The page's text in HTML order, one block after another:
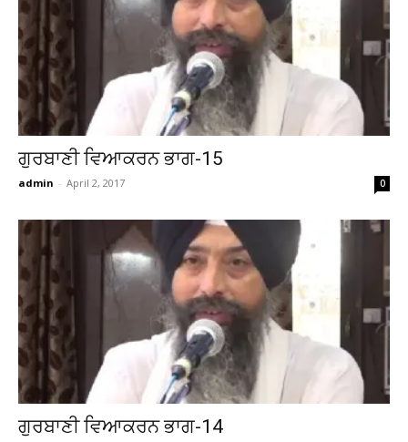
ਗੁਰਬਾਣੀ ਵਿਆਕਰਨ ਭਾਗ-15
admin - April 2, 2017 0
ਗੁਰਬਾਣੀ ਵਿਆਕਰਨ ਭਾਗ-14